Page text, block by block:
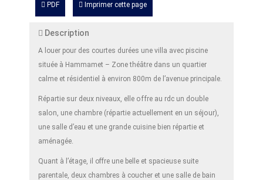
PDF Imprimer cette page
Description
A louer pour des courtes durées une villa avec piscine
située à Hammamet – Zone théâtre dans un quartier
calme et résidentiel à environ 800m de l’avenue principale.
Répartie sur deux niveaux, elle offre au rdc un double
salon, une chambre (répartie actuellement en un séjour),
une salle d’eau et une grande cuisine bien répartie et
aménagée.
Quant à l’étage, il offre une belle et spacieuse suite
parentale, deux chambres à coucher et une salle de bain